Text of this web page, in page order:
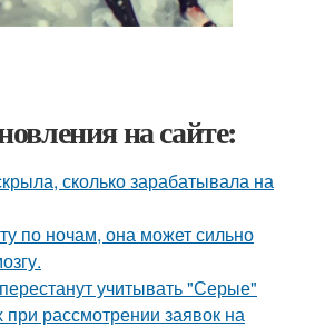
на сайте:
сколько зарабатывала на
по ночам, она может сильно
учитывать "Серые"
рассмотрении заявок на